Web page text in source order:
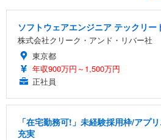
ソフトウェアエンジニア テックリ
株式会社クリーク・アンド・リバー社
東京都
年収900万円～1,500万円
正社員
「在宅勤務可!」未経験採用枠/アプ
充実